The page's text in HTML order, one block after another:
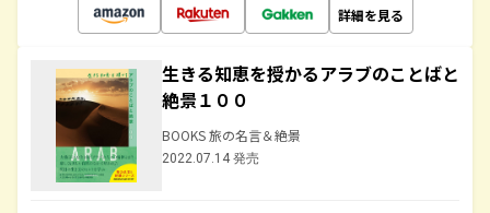
詳細を見る
生きる知恵を授かるアラブのことばと
絶景１００
BOOKS 旅の名言＆絶景
2022.07.14 発売